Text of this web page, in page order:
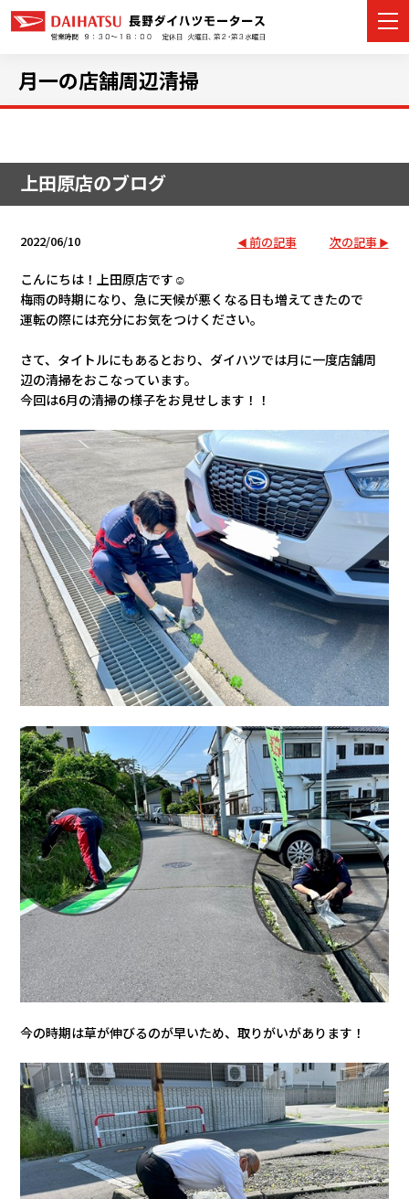
店舗情報
ご購入者サポート
アフターサポート
カタ
リコ
お問
月一の店舗周辺清掃
上田原店のブログ
2022/06/10 前の記事 次の記事
こんにちは！上田原店です☺
梅雨の時期になり、急に天候が悪くなる日も増えてきたので
運転の際には充分にお気をつけください。
さて、タイトルにもあるとおり、ダイハツでは月に一度店舗周
辺の清掃をおこなっています。
今回は6月の清掃の様子をお見せします！！
今の時期は草が伸びるのが早いため、取りがいがあります！